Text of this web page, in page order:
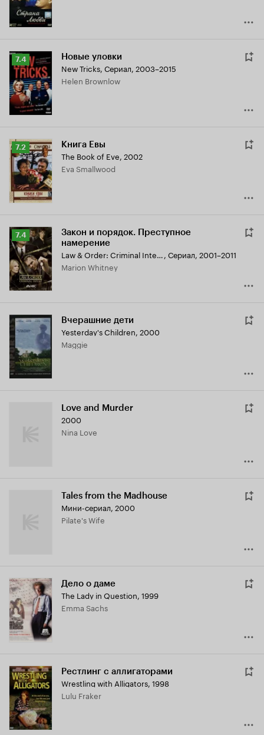
Рейтинг
Кинопоиска
7.4
7.4 Новые уловки
New Tricks, Сериал, 2003–2015
Helen Brownlow
Рейтинг
Кинопоиска
7.2
7.2 Книга Евы
The Book of Eve, 2002
Eva Smallwood
Рейтинг
Кинопоиска
7.4
7.4
Закон и порядок. Преступное
намерение
Law & Order: Criminal Intent, Сериал, 2001–2011
Marion Whitney
Вчерашние дети
Yesterday's Children, 2000
Maggie
Love and Murder
2000
Nina Love
Tales from the Madhouse
Мини-сериал, 2000
Pilate's Wife
Дело о даме
The Lady in Question, 1999
Emma Sachs
Рестлинг с аллигаторами
Wrestling with Alligators, 1998
Lulu Fraker